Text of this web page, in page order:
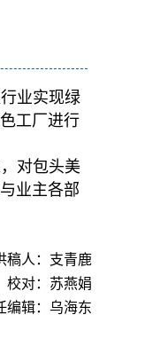
业实现绿
工厂进行
对包头美
业主各部
稿人：支青鹿
校对：苏燕娟
编辑：乌海东